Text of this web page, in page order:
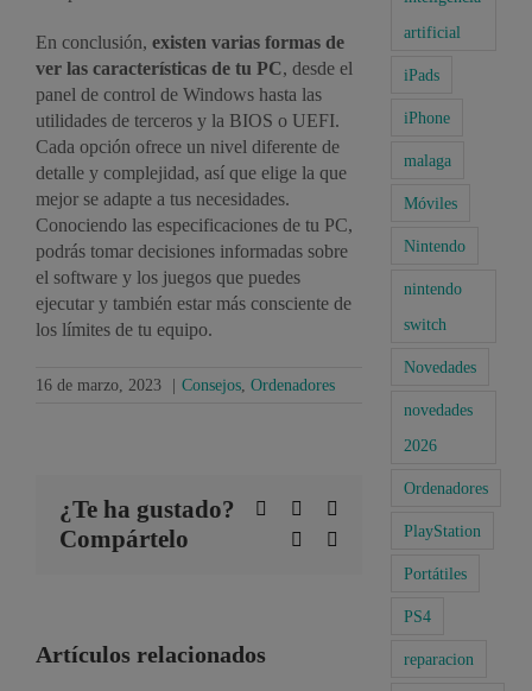
En conclusión, existen varias formas de
ver las características de tu PC, desde el
panel de control de Windows hasta las
utilidades de terceros y la BIOS o UEFI.
Cada opción ofrece un nivel diferente de
detalle y complejidad, así que elige la que
mejor se adapte a tus necesidades.
Conociendo las especificaciones de tu PC,
podrás tomar decisiones informadas sobre
el software y los juegos que puedes
ejecutar y también estar más consciente de
los límites de tu equipo.
16 de marzo, 2023 Consejos Ordenadores
¿Te ha gustado?
Compártelo
Facebook
WhatsApp
Artículos relacionados
artificial
iPads
iPhone
malaga
Móviles
Nintendo
nintendo
switch
Novedades
novedades
2026
Ordenadores
PlayStation
Portátiles
PS4
reparacion